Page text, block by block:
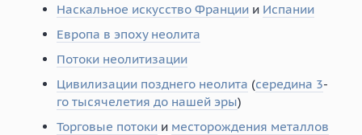
Наскальное искусство Франции и Испании
Европа в эпоху неолита
Потоки неолитизации
Цивилизации позднего неолита (середина 3-
го тысячелетия до нашей эры)
Торговые потоки и месторождения металлов